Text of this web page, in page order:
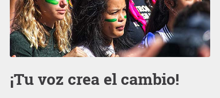
¡Tu voz crea el cambio!